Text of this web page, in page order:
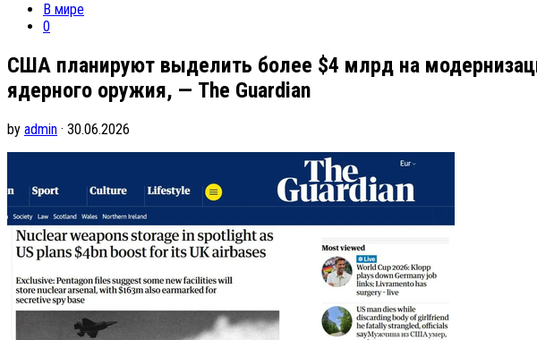
В мире
0
США планируют выделить более $4 млрд на
ядерного оружия, — The Guardian
by admin · 30.06.2026